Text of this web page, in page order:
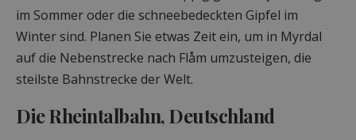
im Sommer oder die schneebedeckten Gipfel im
Winter sind. Planen Sie etwas Zeit ein, um in Myrdal
auf die Nebenstrecke nach Flåm umzusteigen, die
steilste Bahnstrecke der Welt.
Die Rheintalbahn, Deutschland